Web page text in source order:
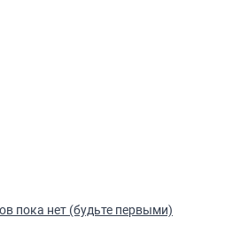
пока нет (будьте первыми)